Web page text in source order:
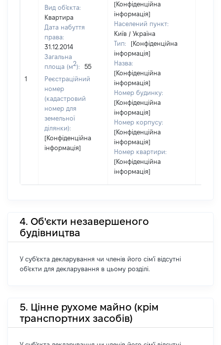
1
Вид об'єкта:
Квартира
Дата набуття
права:
31.12.2014
Загальна
площа (м2):
55
Реєстраційний
номер
(кадастровий
номер для
земельної
ділянки):
[Конфіденційна
інформація]
[Конфіденційна
інформація]
Населений пункт:
Київ / Україна
Тип:
[Конфіденційна
інформація]
Назва:
[Конфіденційна
інформація]
Номер будинку:
[Конфіденційна
інформація]
Номер корпусу:
[Конфіденційна
інформація]
Номер квартири:
[Конфіденційна
інформація]
4. Об'єкти незавершеного
будівництва
У суб'єкта декларування чи членів його сім'ї відсутні
об'єкти для декларування в цьому розділі.
5. Цінне рухоме майно (крім
транспортних засобів)